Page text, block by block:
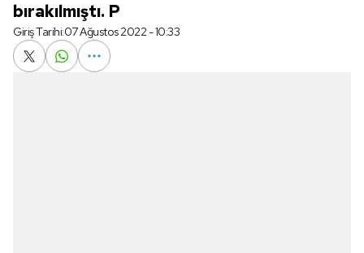
bırakılmıştı. P
Giriş Tarihi:07 Ağustos 2022 - 10:33